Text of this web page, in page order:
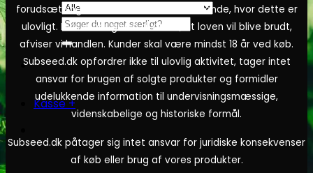
Søg
efter:
Kasse+
forudsætning af, at de ikke kultiveres i lande, hvor dette er
ulovligt. Hvis vi har grund til at tro, at loven vil blive brudt,
afviser vi handlen. Kunder skal være mindst 18 år ved køb.
Subseed.dk opfordrer ikke til ulovlig aktivitet, tager intet
ansvar for brugen af solgte produkter og formidler
udelukkende information til undervisningsmæssige,
videnskabelige og historiske formål.
Subseed.dk påtager sig intet ansvar for juridiske konsekvenser
af køb eller brug af vores produkter.